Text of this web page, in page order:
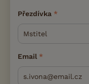
Přezdívka
Email